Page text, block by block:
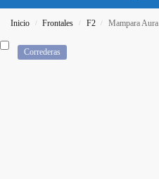
Inicio / Frontales / F2 / Mampara Aura
Correderas